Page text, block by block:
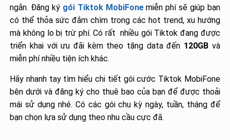
ngắn. Đăng ký gói Tiktok MobiFonemiễn phí sẽ giúp bạn
có thể thỏa sức đắm chìm trong các hot trend, xu hướng
mà không lo bị trừ phí. Có rất nhiều gói Tiktok đang được
triển khai với ưu đãi kèm theo tặng data đến 120GB và
miễn phí nhiều tiện ích khác.
Hãy nhanh tay tìm hiểu chi tiết gói cước Tiktok MobiFone
bên dưới và đăng ký cho thuê bao của bạn để được thoải
mái sử dụng nhé. Có các gói chu kỳ ngày, tuần, tháng để
bạn chọn lựa sử dụng theo nhu cầu cực đã.